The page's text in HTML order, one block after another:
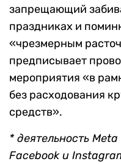
запрещающий
праздниках и
«чрезмерным
предписывает
мероприятия «в
без расходования
средств».
* деятельность
Facebook и